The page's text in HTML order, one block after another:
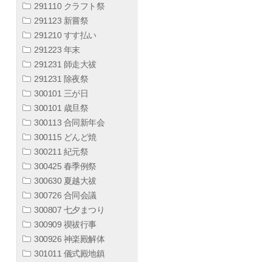
291110 クラフト祭
291123 新嘗祭
291210 すす払い
291223 年末
291231 師走大祓
291231 除夜祭
300101 三が日
300101 歳旦祭
300113 合同新年会
300115 どんど焼
300211 紀元祭
300425 春季例祭
300630 夏越大祓
300726 合同会議
300807 七夕まつり
300909 禊祓行事
300926 神楽殿解体
301011 儀式殿地鎮